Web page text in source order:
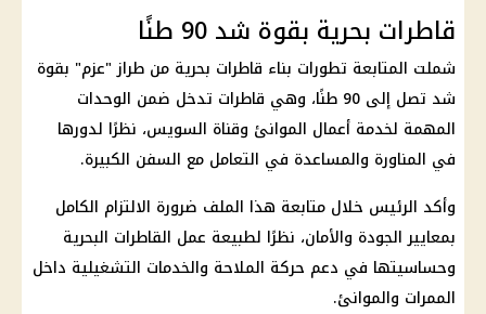
قاطرات بحرية بقوة شد 90 طنًا
شملت المتابعة تطورات بناء قاطرات بحرية من طراز "عزم" بقوة
شد تصل إلى 90 طنًا، وهي قاطرات تدخل ضمن الوحدات
المهمة لخدمة أعمال الموانئ وقناة السويس، نظرًا لدورها
في المناورة والمساعدة في التعامل مع السفن الكبيرة.
وأكد الرئيس خلال متابعة هذا الملف ضرورة الالتزام الكامل
بمعايير الجودة والأمان، نظرًا لطبيعة عمل القاطرات البحرية
وحساسيتها في دعم حركة الملاحة والخدمات التشغيلية داخل
الممرات والموانئ.